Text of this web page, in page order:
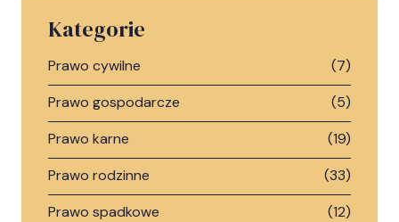
Kategorie
Prawo cywilne
(7)
Prawo gospodarcze
(5)
Prawo karne
(19)
Prawo rodzinne
(33)
Prawo spadkowe
(12)